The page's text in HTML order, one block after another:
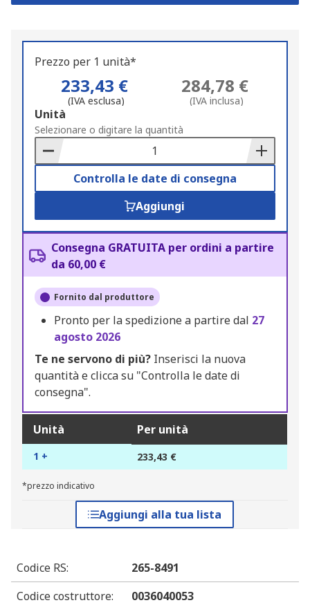
Prezzo per 1 unità*
233,43 €
(IVA esclusa)
284,78 €
(IVA inclusa)
Add
to
Basket
Unità
Selezionare o digitare la quantità
Controlla le date di consegna
Aggiungi
Consegna GRATUITA per ordini a partire
da 60,00 €
Fornito dal produttore
Pronto per la spedizione a partire dal 27
agosto 2026
Te ne servono di più? Inserisci la nuova
quantità e clicca su "Controlla le date di
consegna".
Unità Per unità
1 + 233,43 €
*prezzo indicativo
Aggiungi alla tua lista
Codice RS:
265-8491
Codice costruttore:
0036040053